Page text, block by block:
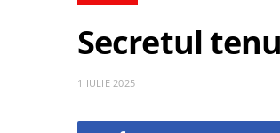
Secretul
1 IULIE 2025